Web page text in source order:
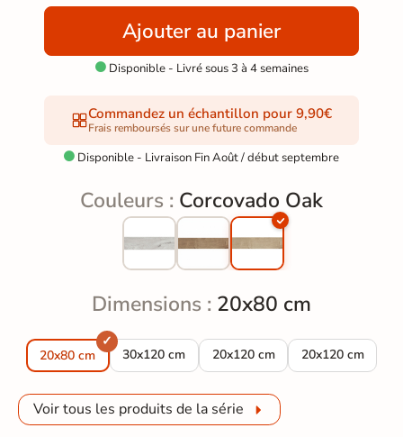
Ajouter au panier
Disponible - Livré sous 3 à 4 semaines
Commandez un échantillon pour 9,90€
Frais remboursés sur une future commande
 Disponible - Livraison Fin Août / début septembre
Couleurs : Corcovado Oak
Dimensions : 20x80 cm
20x80 cm 30x120 cm
Carrelage sol imitation parquet Corcovado Oak
20x120 cm
Carrelage sol imitation parquet
20x120 cm
Carrelage sol
Voir tous les produits de la série